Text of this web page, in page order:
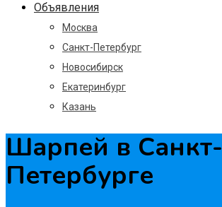
Объявления
Москва
Санкт-Петербург
Новосибирск
Екатеринбург
Казань
Шарпей в Санкт-
Петербурге